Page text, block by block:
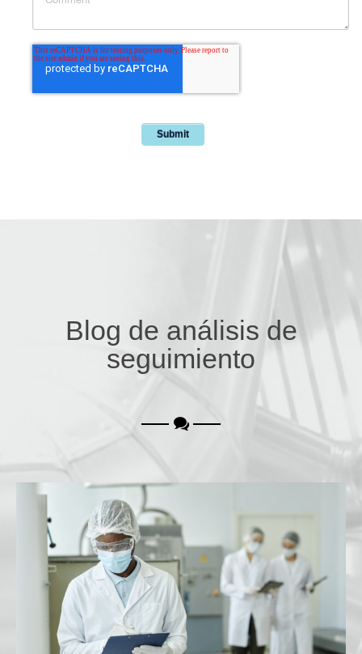
Blog de análisis de
seguimiento
Pureza del Aire Comprimido: Aplicación práctica
de la norma VDMA 15390-1